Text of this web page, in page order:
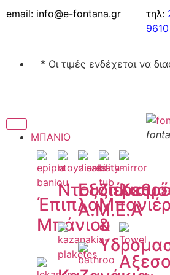
email: info@e-fontana.gr τηλ:
* Οι τιμές ενδέχεται να
ΜΠΑΝΙΟ
Έπιπλα
Μπάνιου
Ντουζιέρες
Α.Μ.Ε.Α
&